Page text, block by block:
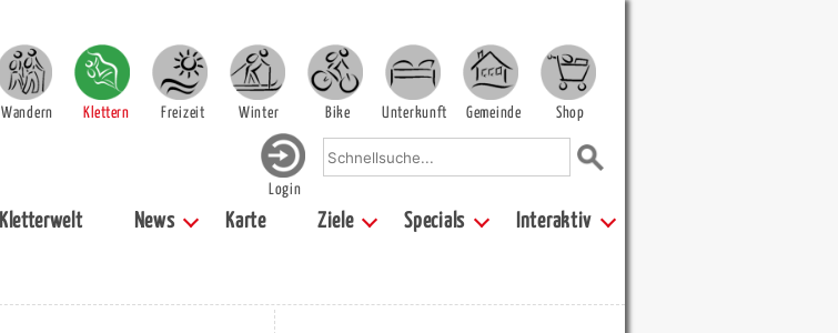
Wandern Klettern Freizeit Winter Bike Unterkunft Gemeinde Shop
Login
Kletterwelt News Karte Ziele Specials Interaktiv